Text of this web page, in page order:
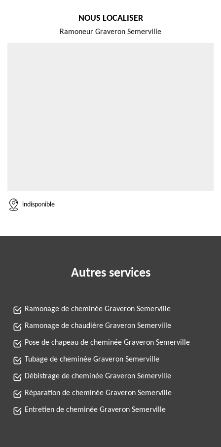
NOUS LOCALISER
Ramoneur Graveron Semerville
indisponible
Autres services
Ramonage de cheminée Graveron Semerville
Ramonage de chaudière Graveron Semerville
Pose de chapeau de cheminée Graveron Semerville
Tubage de cheminée Graveron Semerville
Débistrage de cheminée Graveron Semerville
Réparation de cheminée Graveron Semerville
Entretien de cheminée Graveron Semerville